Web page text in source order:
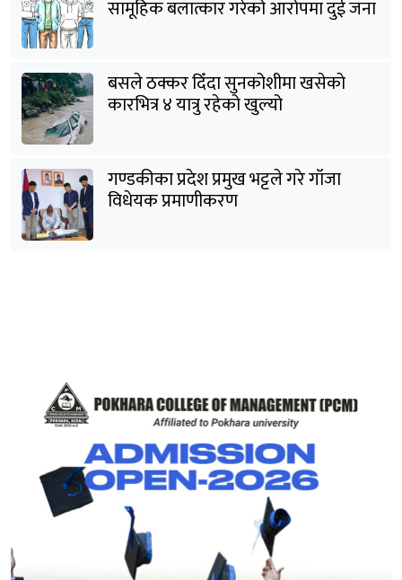
सामूहिक बलात्कार गरेको आरोपमा दुई जना
बसले ठक्कर दिँदा सुनकोशीमा खसेकाे
कारभित्र ४ यात्रु रहेको खुल्यो
गण्डकीका प्रदेश प्रमुख भट्टले गरे गाँजा
विधेयक प्रमाणीकरण